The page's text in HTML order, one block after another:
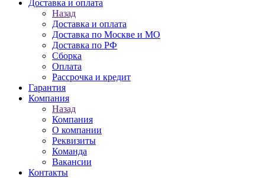
Доставка и оплата
Назад
Доставка и оплата
Доставка по Москве и МО
Доставка по РФ
Сборка
Оплата
Рассрочка и кредит
Гарантия
Компания
Назад
Компания
О компании
Реквизиты
Команда
Вакансии
Контакты